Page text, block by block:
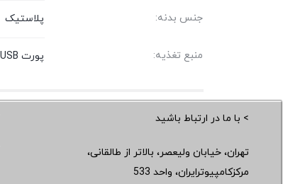
جنس بدنه: پلاستیک
منبع تغذیه: پورت USB
> با ما در ارتباط باشید
تهران، خیابان ولیعصر، بالاتر از طالقانی،
مرکزکامپیوترایران، واحد 533